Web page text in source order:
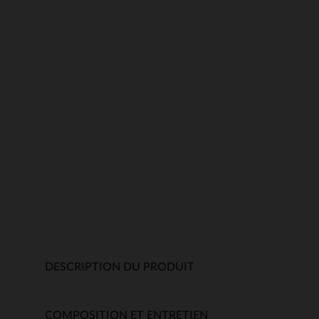
DESCRIPTION DU PRODUIT
COMPOSITION ET ENTRETIEN